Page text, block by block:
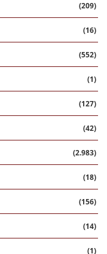
(209)
(16)
(552)
(1)
(127)
(42)
(2.983)
(18)
(156)
(14)
(1)